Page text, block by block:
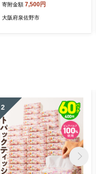
＞ 005A483
寄附金額 7,500円
大阪府泉佐野市
2